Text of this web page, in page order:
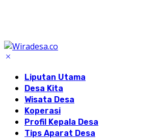
Liputan Utama
Desa Kita
Wisata Desa
Koperasi
Profil Kepala Desa
Tips Aparat Desa